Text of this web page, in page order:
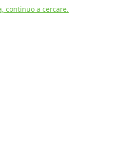
continuo a cercare.